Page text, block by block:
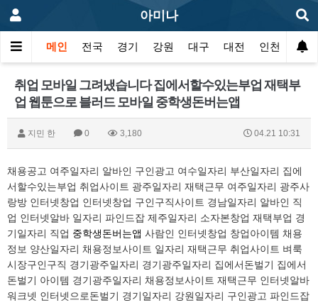
아미나
메인 전국 경기 강원 대구 대전 인천 광주
취업 모바일 그려냈습니다 집에서할수있는부업 재택부
업 웹툰으로 블러드 모바일 중학생돈버는앱
지민 한 0 3,180 04.21 10:31
채용공고 여주일자리 알바인 구인광고 여수일자리 부산일자리 집에
서할수있는부업 취업사이트 광주일자리 재택근무 여주일자리 광주사
랑방 인터넷창업 인터넷창업 구인구직사이트 경남일자리 알바인 직
업 인터넷알바 일자리 파인드잡 제주일자리 소자본창업 재택부업 경
기일자리 직업 중학생돈버는앱 사람인 인터넷창업 창업아이템 채용
정보 양산일자리 채용정보사이트 일자리 재택근무 취업사이트 벼룩
시장구인구직 경기광주일자리 경기광주일자리 집에서돈벌기 집에서
돈벌기 아이템 경기광주일자리 채용정보사이트 재택근무 인터넷알바
워크넷 인터넷으로돈벌기 경기일자리 강원일자리 구인광고 파인드잡